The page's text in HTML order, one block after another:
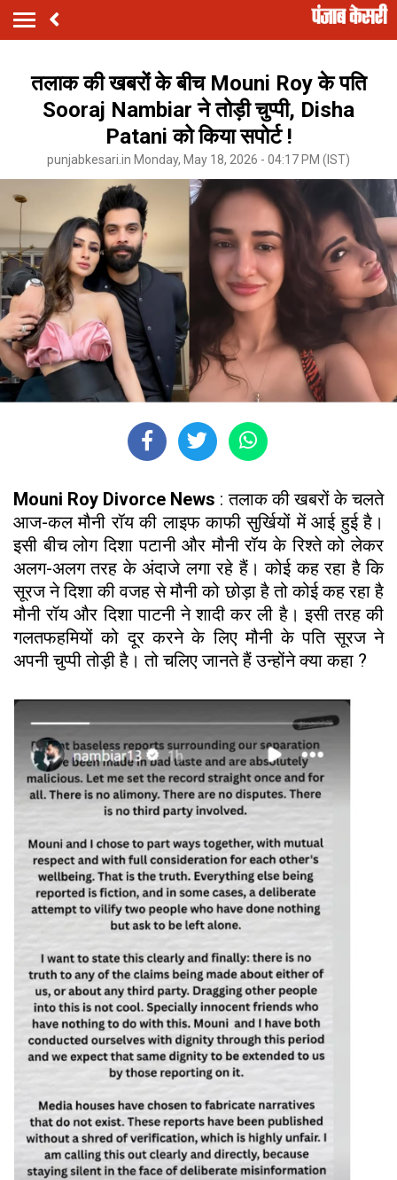
तलाक की खबरों के बीच Mouni Roy के पति
Sooraj Nambiar ने तोड़ी चुप्पी, Disha
Patani को किया सपोर्ट !
punjabkesari.in Monday, May 18, 2026 - 04:17 PM (IST)
Mouni Roy Divorce News : तलाक की खबरों के चलते
आज-कल मौनी रॉय की लाइफ काफी सुर्खियों में आई हुई है।
इसी बीच लोग दिशा पटानी और मौनी रॉय के रिश्ते को लेकर
अलग-अलग तरह के अंदाजे लगा रहे हैं। कोई कह रहा है कि
सूरज ने दिशा की वजह से मौनी को छोड़ा है तो कोई कह रहा है
मौनी रॉय और दिशा पाटनी ने शादी कर ली है। इसी तरह की
गलतफहमियों को दूर करने के लिए मौनी के पति सूरज ने
अपनी चुप्पी तोड़ी है। तो चलिए जानते हैं उन्होंने क्या कहा ?